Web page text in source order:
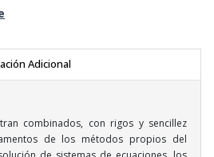
Adicional
combinados, con rigos y sencillez
de los métodos propios del